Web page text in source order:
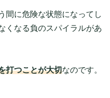
間に危険な状態になってし
くなる負のスパイラルがあ
打つことが大切なのです。